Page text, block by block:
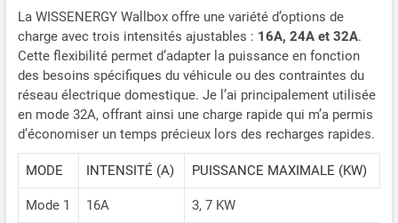
Kona, Ioniq 5, e-tron, ZOE,
etc. ID.4, ID.5, e-Golf, e-Up,
Model Y, Model 3, Spring,
Kona, Ioniq 5, e-tron, ZOE,
i3, i4 et plus. 【Chargement
Sécurisé】WISSENERGY
Wallbox est certifié CE, FCC
et ROHS. Elle possède des
fonctions de protection plus
complètes : Protection
A+DC 6mA, protection de la
La WISSENERGY Wallbox offre une variété d’options de
charge avec trois intensités ajustables : 16A, 24A et 32A.
Cette flexibilité permet d’adapter la puissance en fonction
des besoins spécifiques du véhicule ou des contraintes du
réseau électrique domestique. Je l’ai principalement utilisée
en mode 32A, offrant ainsi une charge rapide qui m’a permis
d’économiser un temps précieux lors des recharges rapides.
MODE INTENSITÉ (A) PUISSANCE MAXIMALE (KW)
Mode 1 16A 3, 7 KW